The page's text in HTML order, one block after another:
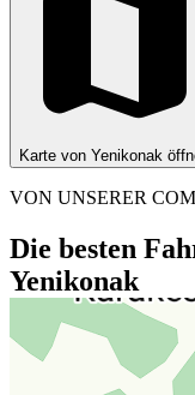
Karte von Yenikonak
VON UNSERER
Die besten
Yenikonak